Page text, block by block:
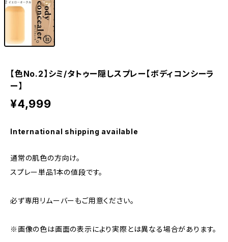
【色No.2】シミ/タトゥー隠しスプレー【ボディコンシーラ
ー】
¥4,999
International shipping available
通常の肌色の方向け。
スプレー単品1本の値段です。
必ず専用リムーバーもご用意ください。
※画像の色は画面の表示により実際とは異なる場合があります。